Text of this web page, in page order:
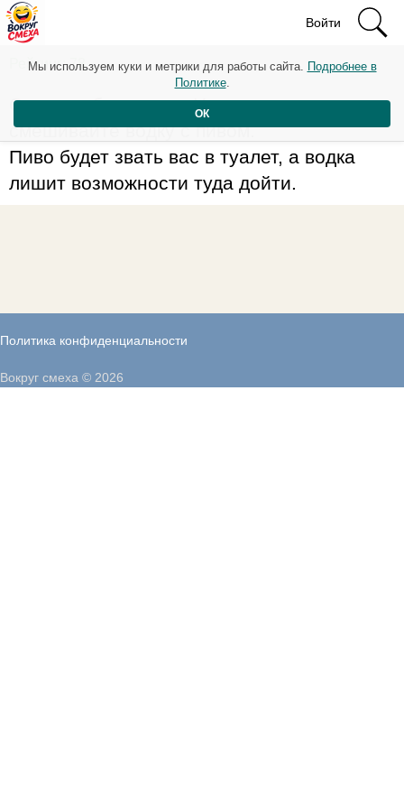
Войти
Рейтинг: 78
Советы «бывалых»: Никогда не
смешивайте водку с пивом.
Пиво будет звать вас в туалет, а водка
лишит возможности туда дойти.
Политика конфиденциальности
Мы используем куки и метрики для работы сайта. Подробнее в
Политике.
ОК
Вокруг смеха © 2026